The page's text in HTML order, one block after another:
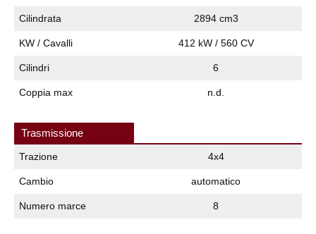
Cilindrata 2894 cm3
KW / Cavalli 412 kW / 560 CV
Cilindri 6
Coppia max n.d.
Trasmissione
Trazione 4x4
Cambio automatico
Numero marce 8